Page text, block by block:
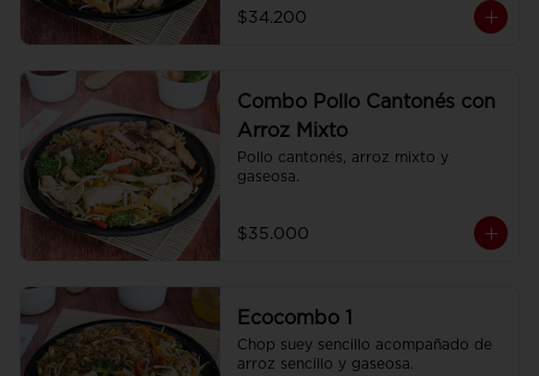
$34.200
Combo Pollo Cantonés con
Arroz Mixto
Pollo cantonés, arroz mixto y
gaseosa.
$35.000
Ecocombo 1
Chop suey sencillo acompañado de
arroz sencillo y gaseosa.